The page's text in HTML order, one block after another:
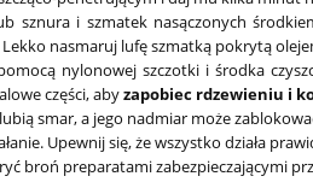
sznura i szmatek nasączonych
nasmaruj lufę szmatką pokrytą
nylonowej szczotki i środka
części, abyzapobiec rdzewieniu i
smar, a jego nadmiar może
Upewnij się, że wszystko działa
broń preparatami zabezpieczającymi